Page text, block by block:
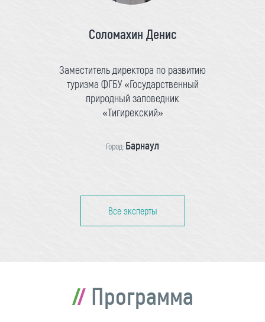
Соломахин Денис
Заместитель директора по развитию
туризма ФГБУ «Государственный
природный заповедник
«Тигирекский»
Город: Барнаул
Все эксперты
Программа